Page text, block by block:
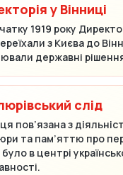
у Вінниці
1919 року
з Києва до
державні
слід
пов’язана з
та пам’яттю про
в центрі